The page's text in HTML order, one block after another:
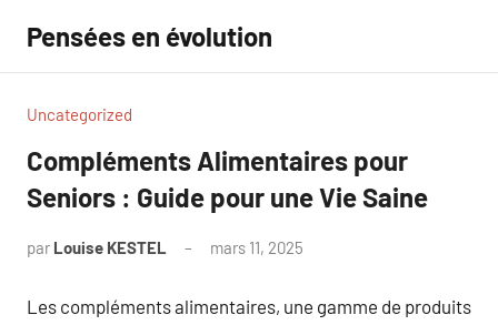
contenu
Pensées en évolution
Uncategorized
Compléments Alimentaires pour
Seniors : Guide pour une Vie Saine
par Louise KESTEL mars 11, 2025
Les compléments alimentaires, une gamme de produits